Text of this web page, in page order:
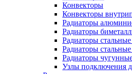
Конвекторы
Конвекторы
Радиаторы
Радиаторы
Радиаторы
Радиаторы
Радиаторы
Узлы подключения